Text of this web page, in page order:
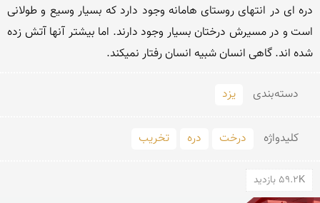
شده اند. گاهی انسان شبیه انسان رفتار نمیکند.
دسته‌بندی یزد
کلید‌واژه درخت دره تخریب
59.2K بازدید